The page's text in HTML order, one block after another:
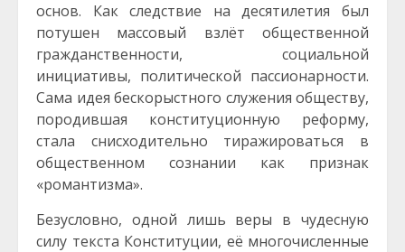
основ. Как следствие на десятилетия был
потушен массовый взлёт общественной
гражданственности, социальной
инициативы, политической пассионарности.
Сама идея бескорыстного служения обществу,
породившая конституционную реформу,
стала снисходительно тиражироваться в
общественном сознании как признак
«романтизма».
Безусловно, одной лишь веры в чудесную
силу текста Конституции, её многочисленные